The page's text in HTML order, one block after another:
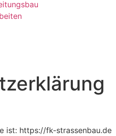
ist: https://fk-strassenbau.de